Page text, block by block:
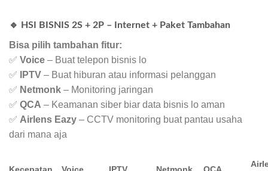
🔹 HSI BISNIS 2S + 2P – Internet + Paket Tambahan
Bisa pilih tambahan fitur:
✅ Voice – Buat telepon bisnis lo
✅
IPTV – Buat hiburan atau informasi pelanggan
✅ Netmonk – Monitoring jaringan
✅ QCA – Keamanan siber biar data bisnis lo aman
✅ Airlens Eazy – CCTV monitoring buat pantau usaha
dari mana aja